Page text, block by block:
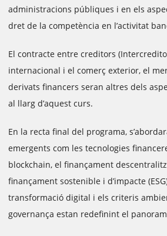
administracions públiques i en els
dret de la competència en l’activitat
El contracte entre creditors
internacional i el comerç exterior, el
derivats financers seran altres dels
al llarg d’aquest curs.
En la recta final del programa,
emergents com les tecnologies
blockchain, el finançament
finançament sostenible i d’impacte
transformació digital i els criteris
governança estan redefinint el